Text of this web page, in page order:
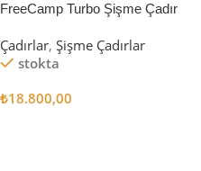
FreeCamp Turbo Şişme Çadır
Çadırlar, Şişme Çadırlar
stokta
₺18.800,00